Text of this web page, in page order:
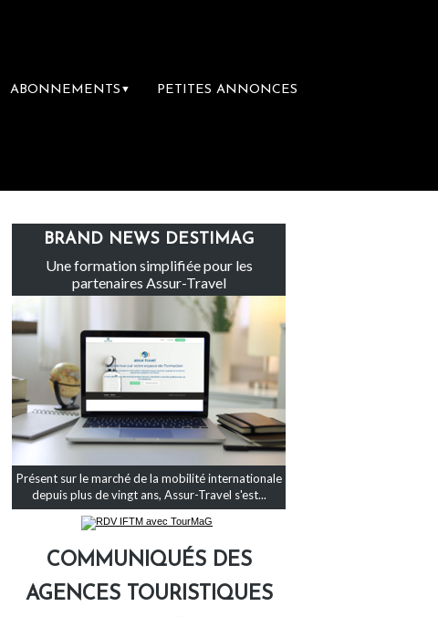
ABONNEMENTS ▼ PETITES ANNONCES
Le groupe Sainte-Claire rachète Eden Tour
BRAND NEWS DESTIMAG
Une formation simplifiée pour les
partenaires Assur-Travel
Présent sur le marché de la mobilité internationale
depuis plus de vingt ans, Assur-Travel s'est...
COMMUNIQUÉS DES
AGENCES TOURISTIQUES